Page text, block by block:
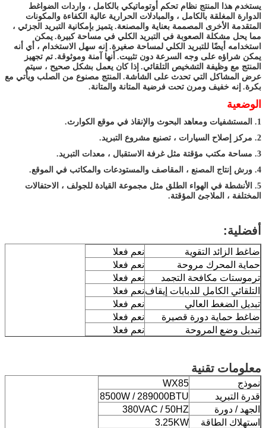
يستخدم هذا المنتج نظام تحكم أوتوماتيكي بالكامل ، واردات الضواغط
الدوارة المغلقة بالكامل ، والمبادلات الحرارية عالية الكفاءة والمكونات
المتقدمة الأخرى المصممة بعناية والمصنعة. يتميز بإمكانية التبريد الجزئي ،
مما يحل مشكلة الصعوبة في التبريد الكلي في مساحة كبيرة. يمكن
استخدامه أيضًا للتبريد الكلي لمساحة صغيرة. إنه سهل الاستخدام ، أي أنه
يمكن شراؤه على وجه السرعة دون تثبيت. أنها آمنة وموثوقة. تم تجهيز
المنتج مع وظيفة التشخيص التلقائي. إذا كان يعمل بشكل صحيح ، سيتم
عرض المشاكل التي تحدث على الشاشة. المنتج مصنوع من الصلب ويأتي مع
بكرة. إنه خفيف ومرن تحت فرضية المتانة والمتانة.
الوضعية
1. المستشفيات ومعاهد البحوث والإنقاذ في موقع الكوارث.
2. مركز إصلاح السيارات ، تصنيع مشروع التبريد.
3. مساحة مكتب مؤقتة مثل غرفة الاستقبال ، معدات التبريد.
4. ورش إنتاج المصنع ، المقاصف والمستودعات والمكاتب في الموقع.
5. الأنشطة في الهواء الطلق مثل مجموعة القيادة للجولف ، الاحتفالات
المختلفة ، الملاجئ المؤقتة.
أفضلية:
ضاغط الزائد التقوية
نعم فعلا
حماية المحرك مروحة
نعم فعلا
ترموستات مكافحة التجمد
نعم فعلا
التلقائي الكامل للدبابات إيقافنعم فعلا
تبديل الضغط العالي
نعم فعلا
ضاغط حماية دورة قصيرة
نعم فعلا
تبديل وضع المروحة
نعم فعلا
معلومات تقنية
نموذج
WX85
قدرة التبريد
8500W / 289000BTU
الجهد / دورة
380VAC / 50HZ
استهلاك الطاقة
3.25KW